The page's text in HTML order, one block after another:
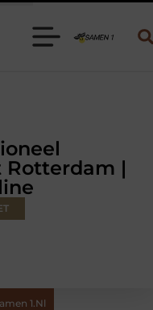
|
1.nl